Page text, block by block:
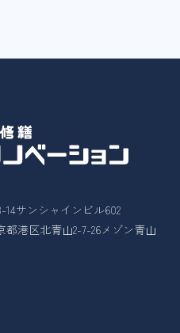
14サンシャインビル602
都港区北青山2-7-26メゾン青山